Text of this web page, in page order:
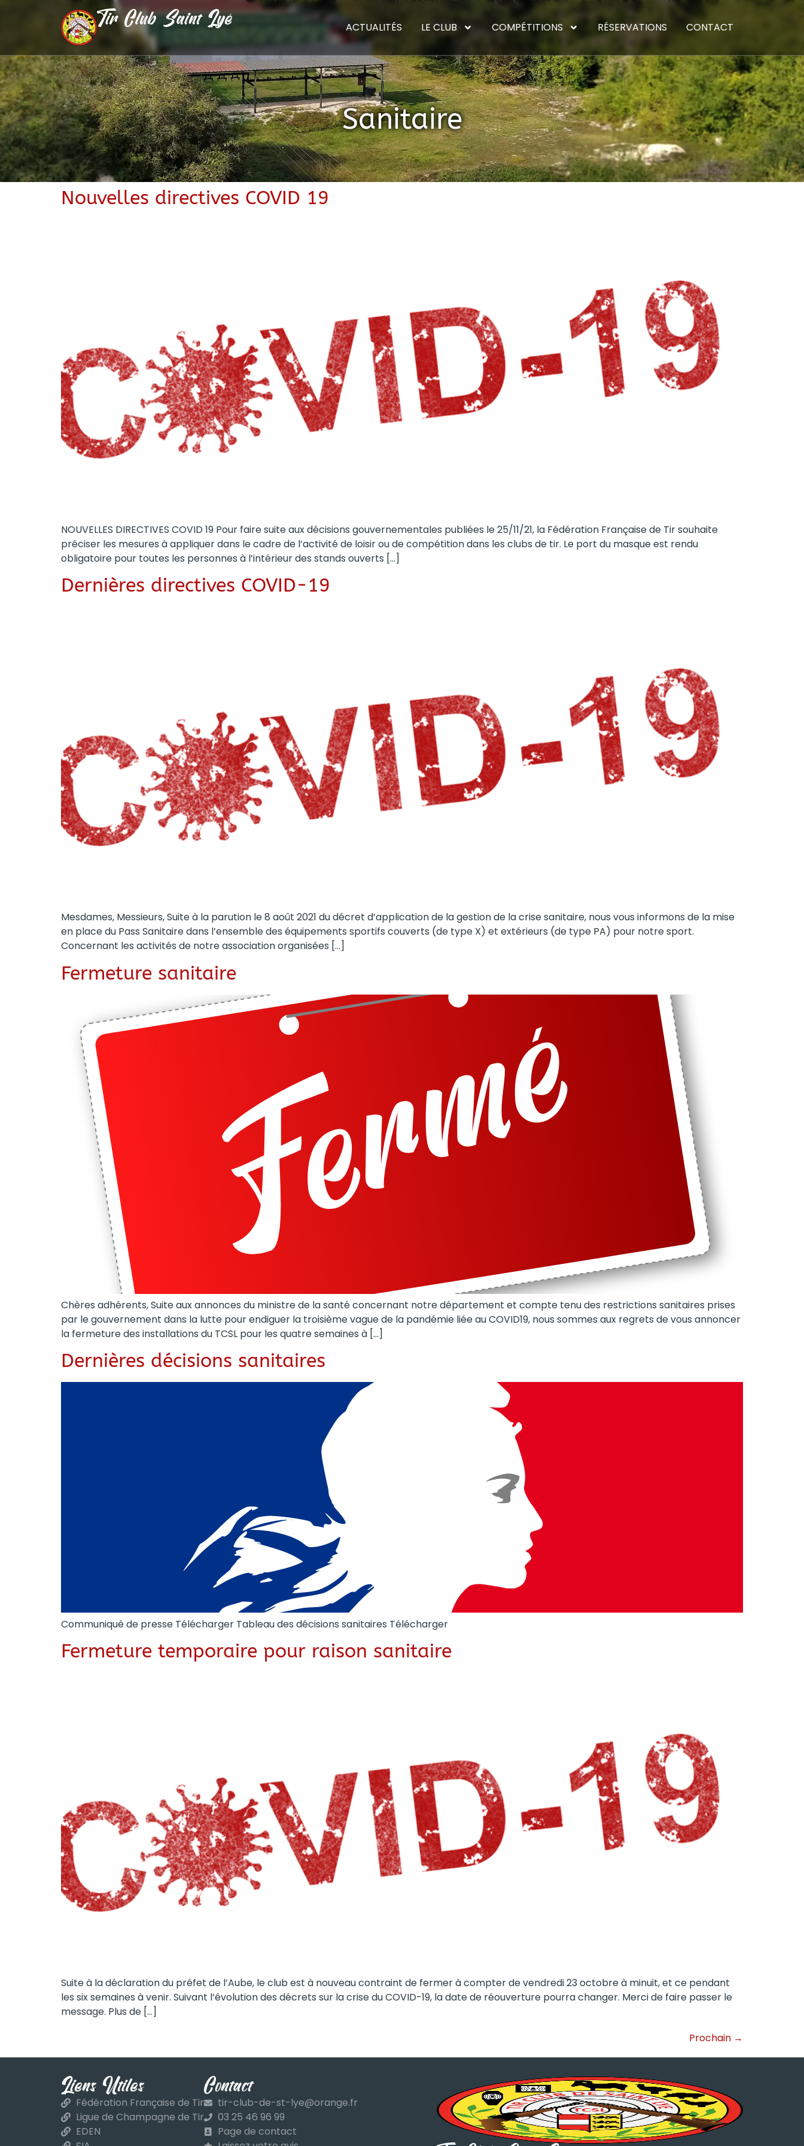
Tir Club Saint Lyé ACTUALITÉS LE CLUB COMPÉTITIONS RÉSERVATIONS CONTACT
Sanitaire
Nouvelles directives COVID 19
NOUVELLES DIRECTIVES COVID 19 Pour faire suite aux décisions gouvernementales publiées le 25/11/21, la Fédération Française de Tir souhaite
préciser les mesures à appliquer dans le cadre de l’activité de loisir ou de compétition dans les clubs de tir. Le port du masque est rendu
obligatoire pour toutes les personnes à l’intérieur des stands ouverts […]
Dernières directives COVID-19
Mesdames, Messieurs, Suite à la parution le 8 août 2021 du décret d’application de la gestion de la crise sanitaire, nous vous informons de la mise
en place du Pass Sanitaire dans l’ensemble des équipements sportifs couverts (de type X) et extérieurs (de type PA) pour notre sport.
Concernant les activités de notre association organisées […]
Fermeture sanitaire
Chères adhérents, Suite aux annonces du ministre de la santé concernant notre département et compte tenu des restrictions sanitaires prises
par le gouvernement dans la lutte pour endiguer la troisième vague de la pandémie liée au COVID19, nous sommes aux regrets de vous annoncer
la fermeture des installations du TCSL pour les quatre semaines à […]
Dernières décisions sanitaires
Communiqué de presse Télécharger Tableau des décisions sanitaires Télécharger
Fermeture temporaire pour raison sanitaire
Suite à la déclaration du préfet de l’Aube, le club est à nouveau contraint de fermer à compter de vendredi 23 octobre à minuit, et ce pendant
les six semaines à venir. Suivant l’évolution des décrets sur la crise du COVID-19, la date de réouverture pourra changer. Merci de faire passer le
message. Plus de […]
Prochain →
Liens Utiles
Fédération Française de Tir
Ligue de Champagne de Tir
EDEN
Contact
tir-club-de-st-lye@orange.fr
03 25 46 96 99
Page de contact